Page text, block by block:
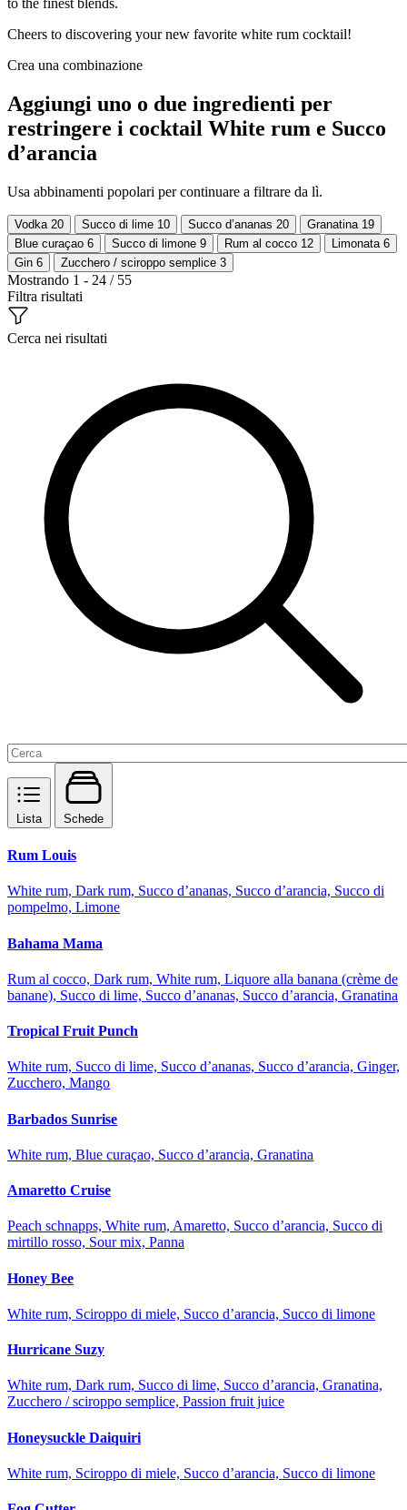
to the finest blends.
Cheers to discovering your new favorite white rum cocktail!
Crea una combinazione
Aggiungi uno o due ingredienti per
restringere i cocktail White rum e Succo
d’arancia
Usa abbinamenti popolari per continuare a filtrare da lì.
Vodka 20 Succo di lime 10 Succo d’ananas 20 Granatina 19
Blue curaçao 6 Succo di limone 9 Rum al cocco 12 Limonata 6
Gin 6 Zucchero / sciroppo semplice 3
Mostrando 1 - 24 / 55
Filtra risultati
Cerca nei risultati
Lista Schede
Rum Louis
White rum, Dark rum, Succo d’ananas, Succo d’arancia, Succo di
pompelmo, Limone
Bahama Mama
Rum al cocco, Dark rum, White rum, Liquore alla banana (crème de
banane), Succo di lime, Succo d’ananas, Succo d’arancia, Granatina
Tropical Fruit Punch
White rum, Succo di lime, Succo d’ananas, Succo d’arancia, Ginger,
Zucchero, Mango
Barbados Sunrise
White rum, Blue curaçao, Succo d’arancia, Granatina
Amaretto Cruise
Peach schnapps, White rum, Amaretto, Succo d’arancia, Succo di
mirtillo rosso, Sour mix, Panna
Honey Bee
White rum, Sciroppo di miele, Succo d’arancia, Succo di limone
Hurricane Suzy
White rum, Dark rum, Succo di lime, Succo d’arancia, Granatina,
Zucchero / sciroppo semplice, Passion fruit juice
Honeysuckle Daiquiri
White rum, Sciroppo di miele, Succo d’arancia, Succo di limone